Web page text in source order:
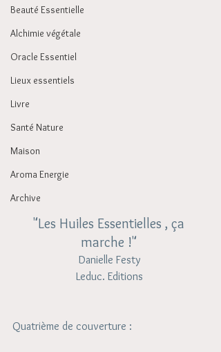
Beauté Essentielle
Alchimie végétale
Oracle Essentiel
Lieux essentiels
Livre
Santé Nature
Maison
Aroma Energie
Archive
"Les Huiles Essentielles , ça
marche !"
Danielle Festy
Leduc. Editions
Quatrième de couverture :